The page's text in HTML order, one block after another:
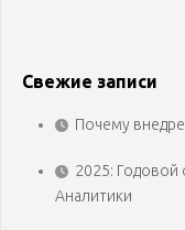
Свежие записи
Почему
2025: Годовой
Аналитики